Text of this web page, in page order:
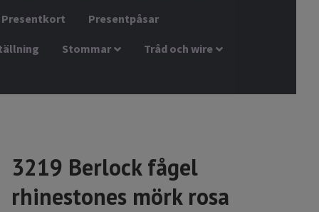
Presentkort Presentpåsar
Stommar Tråd och wire
3219 Berlock fågel
rhinestones mörk rosa